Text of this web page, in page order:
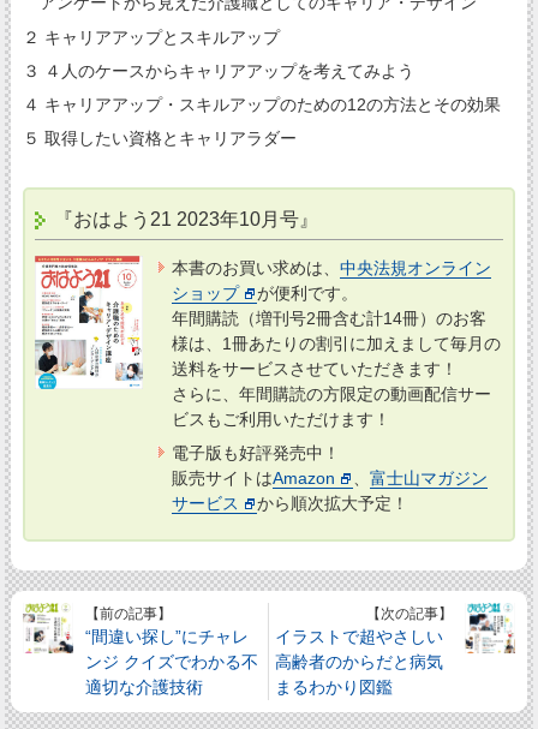
２ キャリアアップとスキルアップ
３ ４人のケースからキャリアアップを考えてみよう
４ キャリアアップ・スキルアップのための12の方法とその効果
５ 取得したい資格とキャリアラダー
『おはよう21 2023年10月号』
本書のお買い求めは、中央法規オンライン
ショップ
が便利です。
年間購読（増刊号2冊含む計14冊）のお客
様は、1冊あたりの割引に加えまして毎月の
送料をサービスさせていただきます！
さらに、年間購読の方限定の動画配信サー
ビスもご利用いただけます！
電子版も好評発売中！
販売サイトはAmazon 、富士山マガジン
サービス
から順次拡大予定！
【前の記事】
“間違い探し”にチャレ
ンジ クイズでわかる不
適切な介護技術
【次の記事】
イラストで超やさしい
高齢者のからだと病気
まるわかり図鑑